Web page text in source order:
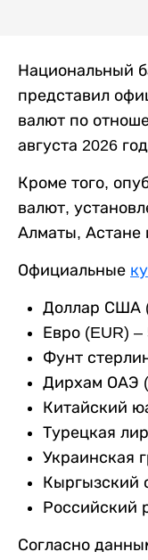
Национальный
представил
валют по
августа 2026
Кроме того,
валют,
Алматы,
Официальные
Доллар США
Евро (EUR) –
Фунт
Дирхам ОАЭ
Китайский
Турецкая
Украинская
Кыргызский
Российский
Согласно